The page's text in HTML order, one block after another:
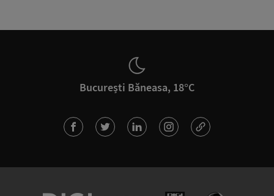
București Băneasa, 18°C